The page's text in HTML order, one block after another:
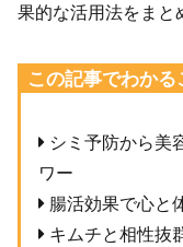
果的な活用法をまと
この記事でわかる
シミ予防から美
ワー
腸活効果で心と
キムチと相性抜